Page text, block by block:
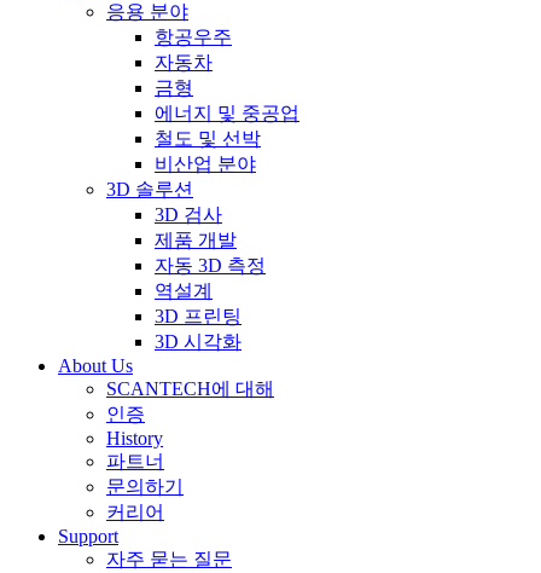
응용 분야
항공우주
자동차
금형
에너지 및 중공업
철도 및 선박
비산업 분야
3D 솔루션
3D 검사
제품 개발
자동 3D 측정
역설계
3D 프린팅
3D 시각화
About Us
SCANTECH에 대해
인증
History
파트너
문의하기
커리어
Support
자주 묻는 질문